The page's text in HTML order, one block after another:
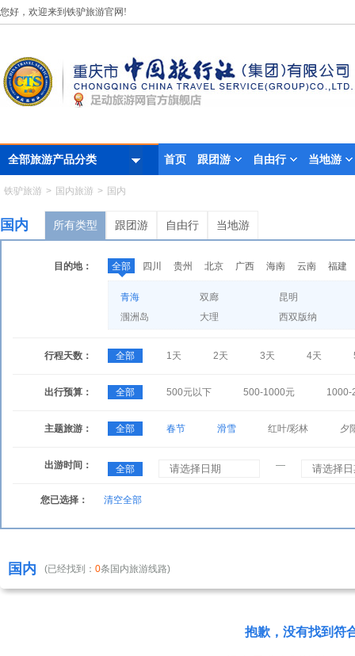
您好，欢迎来到铁驴旅游官网!
全部旅游产品分类 首页 跟团游 自由行 当地游
铁驴旅游 > 国内旅游 > 国内
国内 所有类型 跟团游 自由行 当地游
目的地： 全部 四川 贵州 北京 广西 海南 云南 福建
青海 双廊
昆明
涠洲岛
大理
西双版纳
漓江
蜈支洲岛
西江千户苗寨
北海银滩
玉龙雪山
四姑娘山
蜀南竹海
乐山
天子山
杨家界
稻城亚丁
野象谷
行程天数： 全部 1天 2天 3天 4天
出行预算： 全部 500元以下 500-1000元 1000-
主题旅游： 全部 春节 滑雪 红叶/彩林 夕
出游时间： 全部 —
您已选择： 清空全部
国内 (已经找到： 0条国内旅游线路)
抱歉，没有找到符